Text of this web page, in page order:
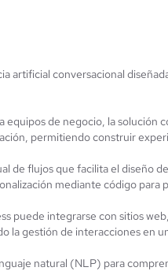
Botias
calificación
artificial conversacional
de negocio, la solución
permitiendo construir
de flujos que facilita el diseño
mediante código para
puede integrarse con sitios
la gestión de interacciones en
natural (NLP) para